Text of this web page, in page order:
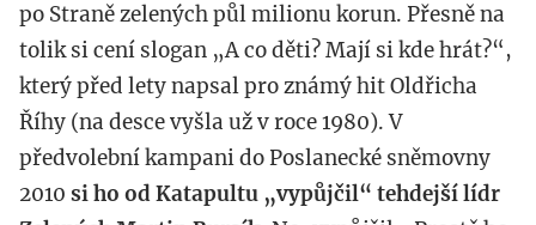
po Straně zelených půl milionu korun. Přesně na
tolik si cení slogan „A co děti? Mají si kde hrát?“,
který před lety napsal pro známý hit Oldřicha
Říhy (na desce vyšla už v roce 1980). V
předvolební kampani do Poslanecké sněmovny
2010 si ho od Katapultu „vypůjčil“ tehdejší lídr